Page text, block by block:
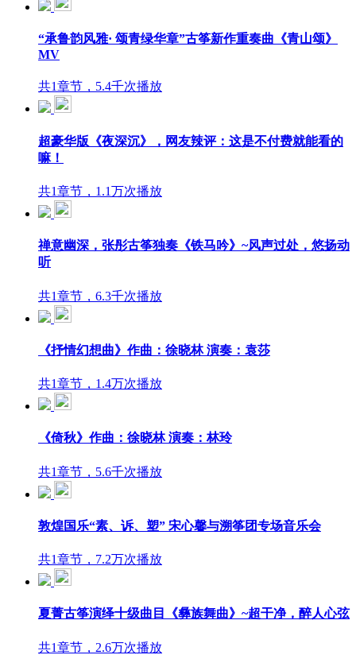
“承鲁韵风雅· 颂青绿华章”古筝新作重奏曲《青山颂》
MV
共1章节，5.4千次播放
超豪华版《夜深沉》，网友辣评：这是不付费就能看的
嘛！
共1章节，1.1万次播放
禅意幽深，张彤古筝独奏《铁马吟》~风声过处，悠扬动
听
共1章节，6.3千次播放
《抒情幻想曲》作曲：徐晓林 演奏：袁莎
共1章节，1.4万次播放
《倚秋》作曲：徐晓林 演奏：林玲
共1章节，5.6千次播放
敦煌国乐“素、诉、塑” 宋心馨与溯筝团专场音乐会
共1章节，7.2万次播放
夏菁古筝演绎十级曲目《彝族舞曲》~超干净，醉人心弦
共1章节，2.6万次播放